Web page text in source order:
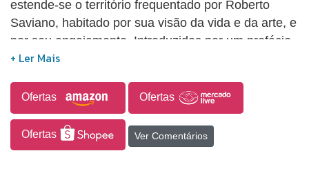
estende-se o território frequentado por Roberto
Saviano, habitado por sua visão da vida e da arte, e
por seu engajamento. Introduzidos por um prefácio
do próprio Saviano, os textos aqui reunidos traçam
e coerente. Do rapaz que já dá os primeiros, porém
maduros, passos no âmbito da literatura e da
militância antimáfia ao escritor consagrado que é
convidado para a Academia do Nobel e abraçado
Ofertas Ofertas
Ofertas Ver Comentários